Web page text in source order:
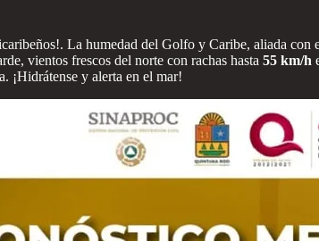
La humedad del Golfo y Caribe, aliada con
vientos frescos del norte con rachas hasta 55 km/h
¡Hidrátense y alerta en el mar!